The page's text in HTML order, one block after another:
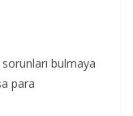
bulmaya
para